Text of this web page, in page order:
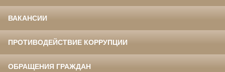
ВАКАНСИИ
ПРОТИВОДЕЙСТВИЕ КОРРУПЦИИ
ОБРАЩЕНИЯ ГРАЖДАН